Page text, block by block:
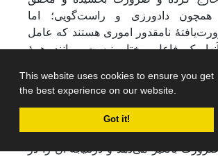
This website uses cookies to ensure you get
the best experience on our website.
Got it!
همچون دادورزی و راست‌گویی؛ اما
نامقدور اموری هستند که عامل
یک فاعل مختار نیست، مانند همۀ
بی‌شعور و فاقد اختیار در جهان.
الزام اخلاقی همان ضرورت هستی‌های
اعمال ارادۀ فاعل مختار است؛ به
با اراده و اختیار خود، یک فعل را از
و به تعبیر دیگر امکان خارج می‌کند
بالغیر می‌دهد و درنتیجه آن را در